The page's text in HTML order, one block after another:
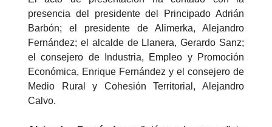
presencia del presidente del Principado Adrián
Barbón; el presidente de Alimerka, Alejandro
Fernández; el alcalde de Llanera, Gerardo Sanz;
el consejero de Industria, Empleo y Promoción
Económica, Enrique Fernández y el consejero de
Medio Rural y Cohesión Territorial, Alejandro
Calvo.